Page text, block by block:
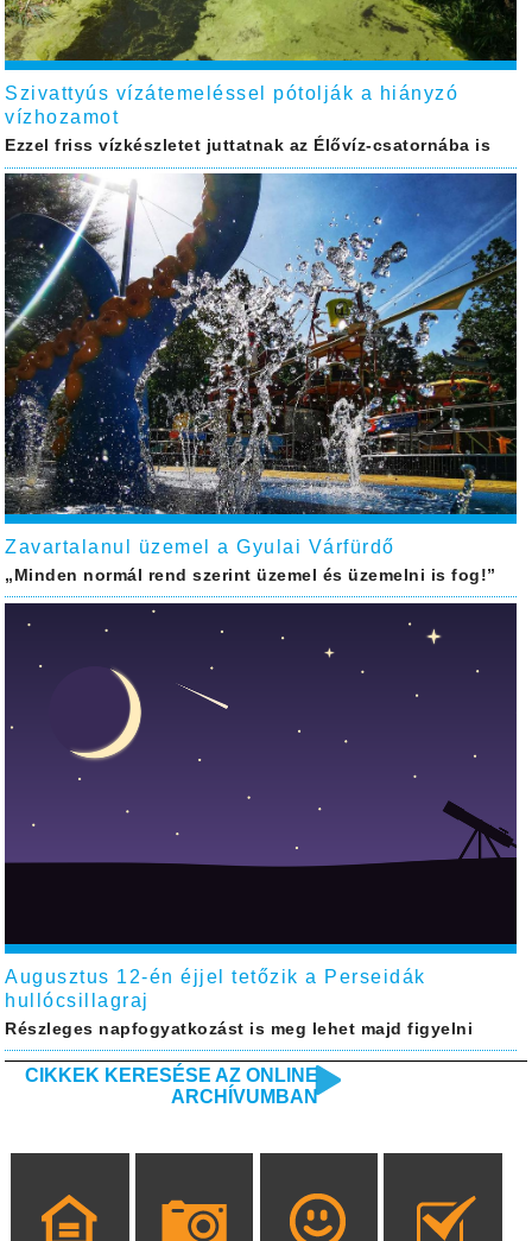
Szivattyús vízátemeléssel pótolják a hiányzó
vízhozamot
Ezzel friss vízkészletet juttatnak az Élővíz-csatornába is
Zavartalanul üzemel a Gyulai Várfürdő
„Minden normál rend szerint üzemel és üzemelni is fog!”
Augusztus 12-én éjjel tetőzik a Perseidák
hullócsillagraj
Részleges napfogyatkozást is meg lehet majd figyelni
CIKKEK KERESÉSE AZ ONLINE
ARCHÍVUMBAN